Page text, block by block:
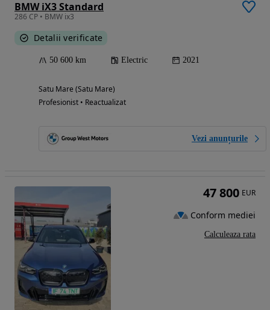
BMW iX3 Standard
286 CP • BMW ix3
Detalii verificate
50 600 km Electric 2021
Satu Mare (Satu Mare)
Profesionist • Reactualizat
Vezi anunțurile
47 800 EUR
Conform mediei
Calculeaza rata